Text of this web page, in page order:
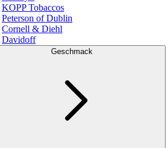
KOPP Tobaccos
Peterson of Dublin
Cornell & Diehl
Davidoff
Geschmack